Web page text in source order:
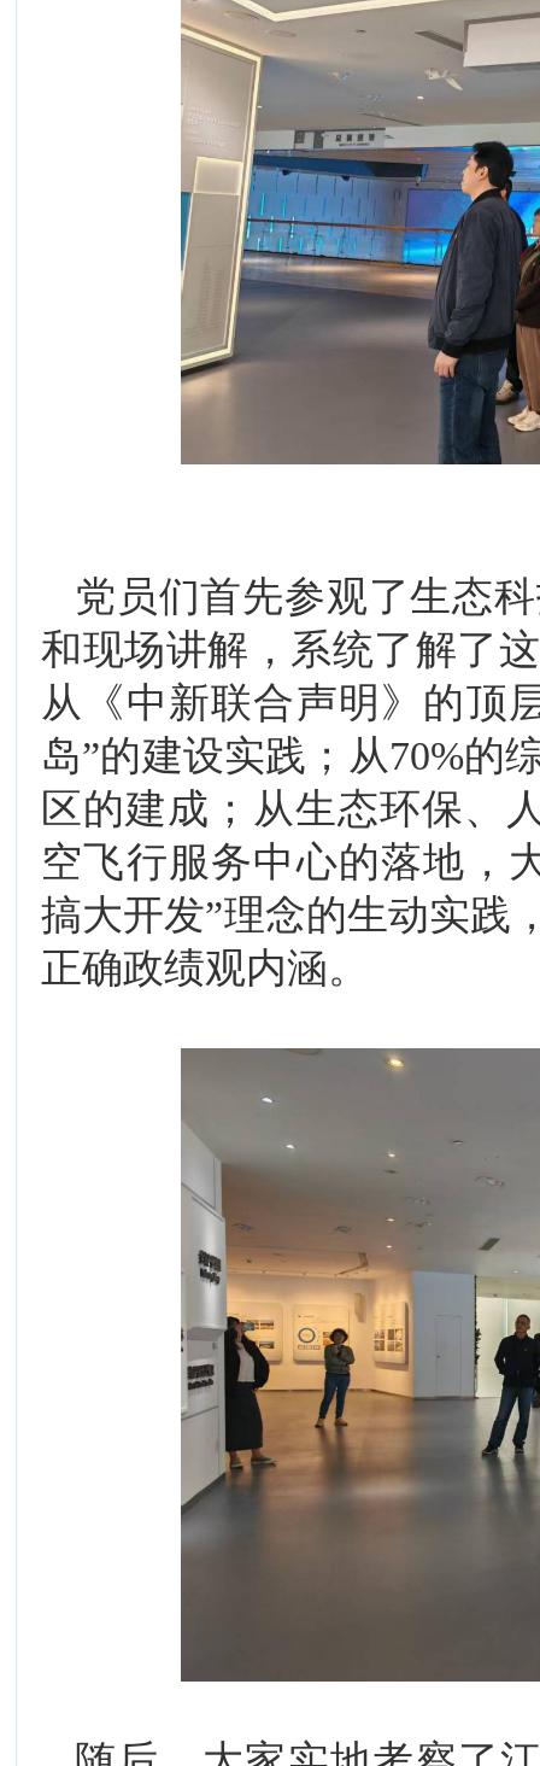
党员们首先参观了生态
和现场讲解，系统了解了
从《中新联合声明》的顶
岛”的建设实践；从70%的
区的建成；从生态环保、
空飞行服务中心的落地，
搞大开发”理念的生动实践
正确政绩观内涵。